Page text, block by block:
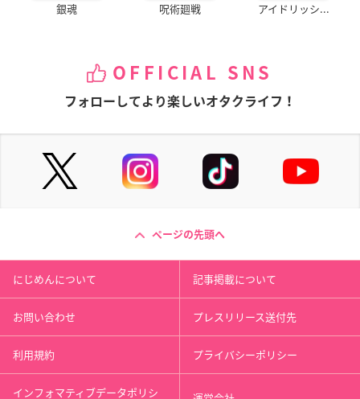
銀魂 呪術廻戦 アイドリッシ...
OFFICIAL SNS
フォローしてより楽しいオタクライフ！
ページの先頭へ
にじめんについて 記事掲載について
お問い合わせ プレスリリース送付先
利用規約 プライバシーポリシー
インフォマティブデータポリシ